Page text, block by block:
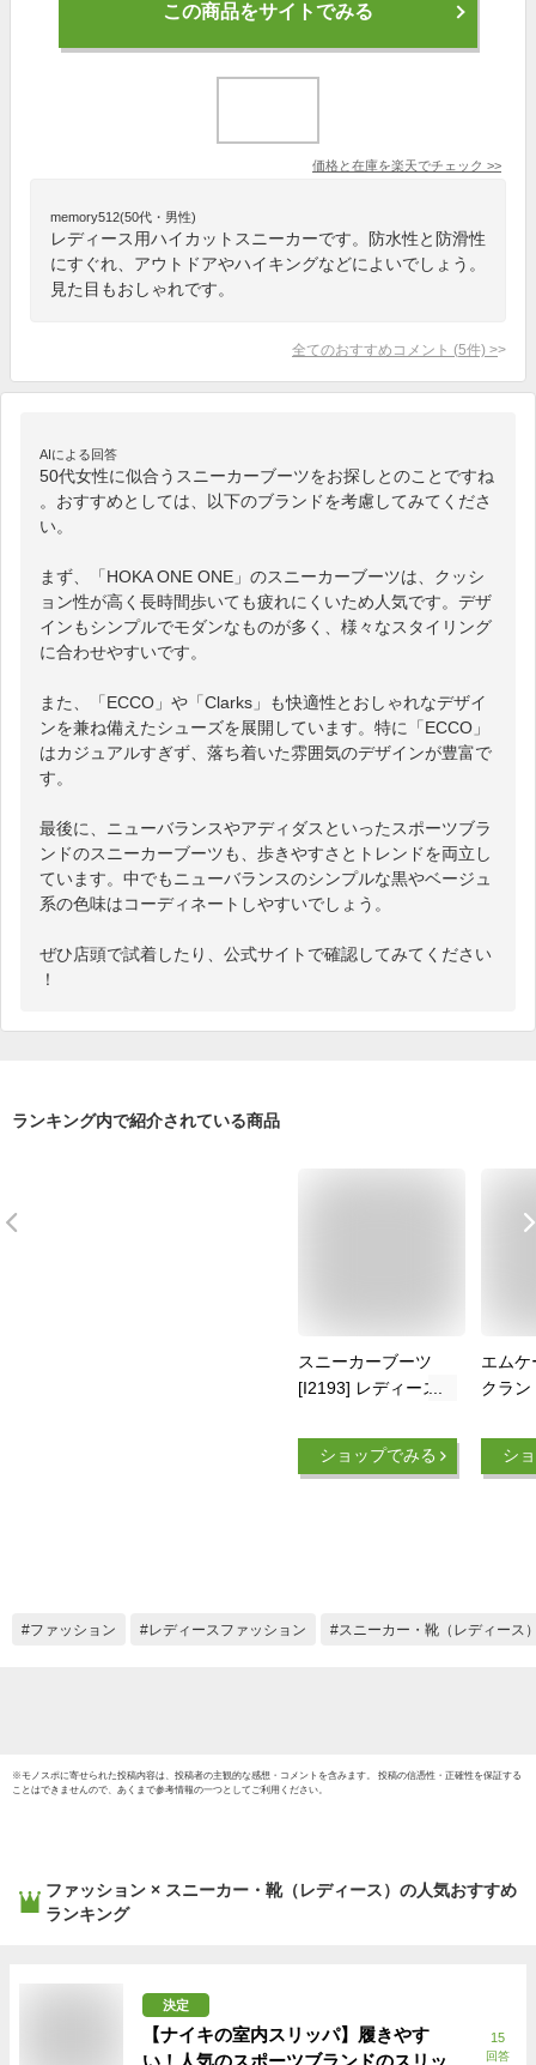
この商品をサイトでみる
価格と在庫を楽天でチェック >>
memory512(50代・男性)
レディース用ハイカットスニーカーです。防水性と防滑性
にすぐれ、アウトドアやハイキングなどによいでしょう。
見た目もおしゃれです。
全てのおすすめコメント (5件) >
AIによる回答
50代女性に似合うスニーカーブーツをお探しとのことですね
。おすすめとしては、以下のブランドを考慮してみてくださ
い。
まず、「HOKA ONE ONE」のスニーカーブーツは、クッシ
ョン性が高く長時間歩いても疲れにくいため人気です。デザ
インもシンプルでモダンなものが多く、様々なスタイリング
に合わせやすいです。
また、「ECCO」や「Clarks」も快適性とおしゃれなデザイ
ンを兼ね備えたシューズを展開しています。特に「ECCO」
はカジュアルすぎず、落ち着いた雰囲気のデザインが豊富で
す。
最後に、ニューバランスやアディダスといったスポーツブラ
ンドのスニーカーブーツも、歩きやすさとトレンドを両立し
ています。中でもニューバランスのシンプルな黒やベージュ
系の色味はコーディネートしやすいでしょう。
ぜひ店頭で試着したり、公式サイトで確認してみてください
！
ランキング内で紹介されている商品
スニーカーブーツ
[I2193] レディース
トレッチ 歩きやすい
スニーカーソール ス
ーツ 黒 ベージュ 30
ショップでみる
エムケ
クラン
ーツ
ィー
シ
ファッション レディースファッション スニーカー・靴（レディース
※モノスポに寄せられた投稿内容は、投稿者の主観的な感想・コメントを含みます。 投稿の信憑性・正確性を保証する
ことはできませんので、あくまで参考情報の一つとしてご利用ください。
ファッション × スニーカー・靴（レディース） の人気おすすめ
ランキング
決定
【ナイキの室内スリッパ】履きやす
い！人気のスポーツブランドのスリッ
15
回答